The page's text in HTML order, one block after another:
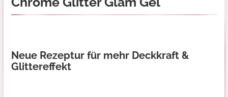
Neue Rezeptur für mehr Deckkraft &
Glittereffekt